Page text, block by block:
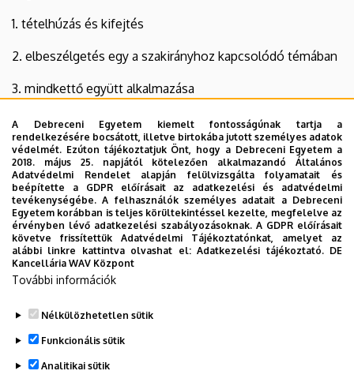
1. tételhúzás és kifejtés
2. elbeszélgetés egy a szakirányhoz kapcsolódó témában
3. mindkettő együtt alkalmazása
Szóbeli szakvizsga tételsorok elérhetőek az alábbi
szakirányokból:
· Kórházi-klinikai szakgyógyszerészet szakképesítés
· Gyógyszertár üzemeltetés, vezetés
Legutóbbi frissítés:
A Debreceni Egyetem kiemelt fontosságúnak tartja a
rendelkezésére bocsátott, illetve birtokába jutott személyes adatok
védelmét. Ezúton tájékoztatjuk Önt, hogy a Debreceni Egyetem a
2018. május 25. napjától kötelezően alkalmazandó Általános
Adatvédelmi Rendelet alapján felülvizsgálta folyamatait és
beépítette a GDPR előírásait az adatkezelési és adatvédelmi
tevékenységébe. A felhasználók személyes adatait a Debreceni
Egyetem korábban is teljes körültekintéssel kezelte, megfelelve az
érvényben lévő adatkezelési szabályozásoknak. A GDPR előírásait
követve frissítettük Adatvédelmi Tájékoztatónkat, amelyet az
alábbi linkre kattintva olvashat el:Adatkezelési tájékoztató. DE
Kancellária WAV Központ
További információk
Nélkülözhetetlen sütik
Funkcionális sütik
Analitikai sütik